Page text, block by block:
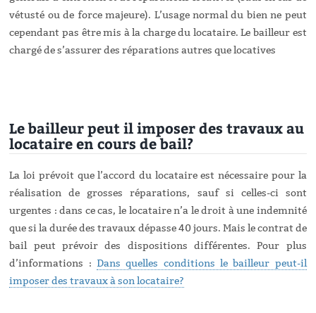
vétusté ou de force majeure). L’usage normal du bien ne peut
cependant pas être mis à la charge du locataire. Le bailleur est
chargé de s’assurer des réparations autres que locatives
Le bailleur peut il imposer des travaux au
locataire en cours de bail?
La loi prévoit que l’accord du locataire est nécessaire pour la
réalisation de grosses réparations, sauf si celles-ci sont
urgentes : dans ce cas, le locataire n’a le droit à une indemnité
que si la durée des travaux dépasse 40 jours. Mais le contrat de
bail peut prévoir des dispositions différentes. Pour plus
d’informations : Dans quelles conditions le bailleur peut-il
imposer des travaux à son locataire?